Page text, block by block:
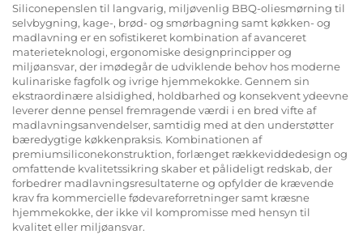
Siliconepenslen til langvarig, miljøvenlig BBQ-oliesmørning til
selvbygning, kage-, brød- og smørbagning samt køkken- og
madlavning er en sofistikeret kombination af avanceret
materieteknologi, ergonomiske designprincipper og
miljøansvar, der imødegår de udviklende behov hos moderne
kulinariske fagfolk og ivrige hjemmekokke. Gennem sin
ekstraordinære alsidighed, holdbarhed og konsekvent ydeevne
leverer denne pensel fremragende værdi i en bred vifte af
madlavningsanvendelser, samtidig med at den understøtter
bæredygtige køkkenpraksis. Kombinationen af
premiumsiliconekonstruktion, forlænget rækkeviddedesign og
omfattende kvalitetssikring skaber et pålideligt redskab, der
forbedrer madlavningsresultaterne og opfylder de krævende
krav fra kommercielle fødevareforretninger samt kræsne
hjemmekokke, der ikke vil kompromisse med hensyn til
kvalitet eller miljøansvar.